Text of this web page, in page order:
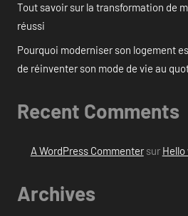
Tout savoir sur la transformation de
réussi
Pourquoi moderniser son logement
de réinventer son mode de vie au
Recent Comments
A WordPress Commentersur Hello
Archives